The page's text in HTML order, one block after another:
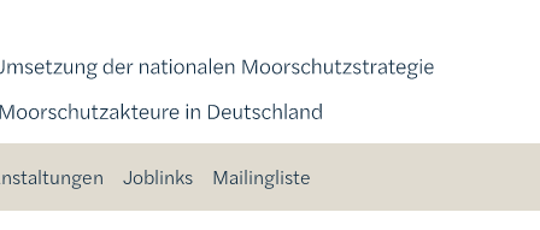
Joblinks Mailingliste